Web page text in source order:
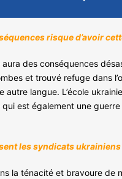
risque d’avoir
des conséquences
et trouvé refuge dans
autre langue. L’école
est également une
les syndicats ukrainiens
la ténacité et bravoure de